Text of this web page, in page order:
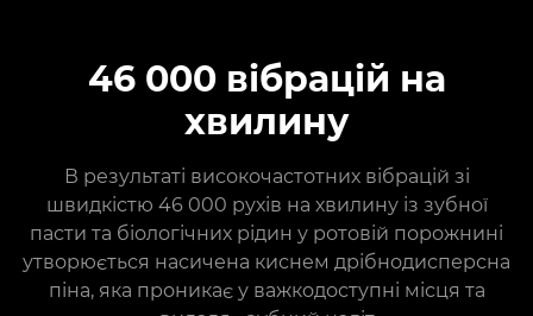
46 000 вібрацій на
хвилину
В результаті високочастотних вібрацій зі
швидкістю 46 000 рухів на хвилину із зубної
пасти та біологічних рідин у ротовій порожнині
утворюється насичена киснем дрібнодисперсна
піна, яка проникає у важкодоступні місця та